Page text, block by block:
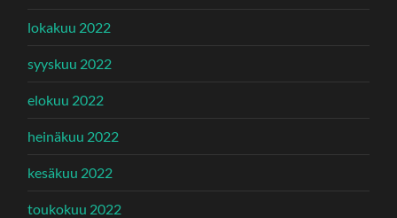
lokakuu 2022
syyskuu 2022
elokuu 2022
heinäkuu 2022
kesäkuu 2022
toukokuu 2022